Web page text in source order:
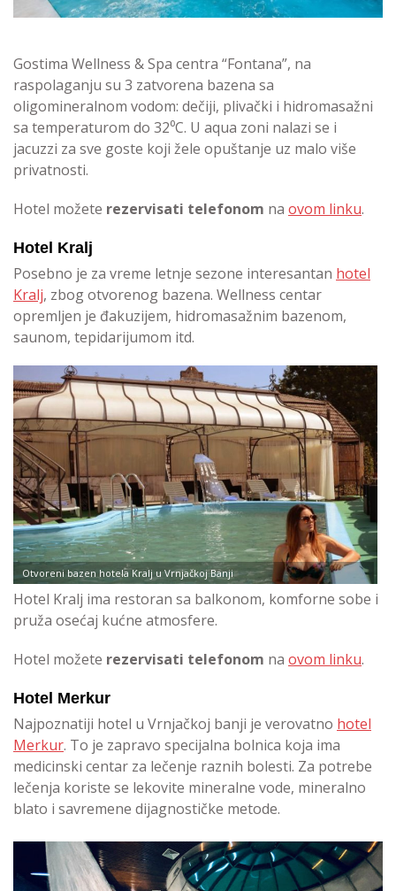
Gostima Wellness & Spa centra “Fontana”, na
raspolaganju su 3 zatvorena bazena sa
oligomineralnom vodom: dečiji, plivački i hidromasažni
sa temperaturom do 32⁰C. U aqua zoni nalazi se i
jacuzzi za sve goste koji žele opuštanje uz malo više
privatnosti.
Hotel možete rezervisati telefonom na ovom linku.
Hotel Kralj
Posebno je za vreme letnje sezone interesantan hotel
Kralj, zbog otvorenog bazena. Wellness centar
opremljen je đakuzijem, hidromasažnim bazenom,
saunom, tepidarijumom itd.
Otvoreni bazen hotela Kralj u Vrnjačkoj Banji
Hotel Kralj ima restoran sa balkonom, komforne sobe i
pruža osećaj kućne atmosfere.
Hotel možete rezervisati telefonom na ovom linku.
Hotel Merkur
Najpoznatiji hotel u Vrnjačkoj banji je verovatno hotel
Merkur. To je zapravo specijalna bolnica koja ima
medicinski centar za lečenje raznih bolesti. Za potrebe
lečenja koriste se lekovite mineralne vode, mineralno
blato i savremene dijagnostičke metode.